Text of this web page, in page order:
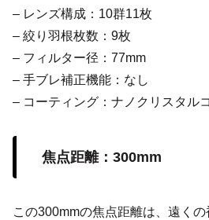
– レンズ構成：10群11枚
– 絞り羽根枚数：9枚
– フィルター径：77mm
– 手ブレ補正機能：なし
– コーティング：ナノクリスタル
焦点距離：300mm
この300mmの焦点距離は、遠く